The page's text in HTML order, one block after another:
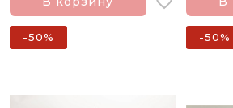
-50% -50%